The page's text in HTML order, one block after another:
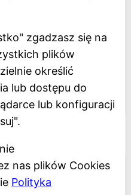
z Unii Europejskiej
zgadzasz się na
plików
określić
lub dostępu do
lub konfiguracji
nas plików Cookies
Polityka